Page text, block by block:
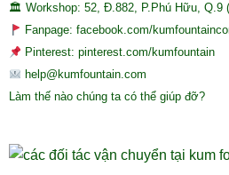
🏛 Workshop: 52, Đ.882, P.Phú Hữu, Q.9
Fanpage: facebook.com/
Pinterest: pinterest.com/kumfountain
help@kumfountain.com
Làm thế nào chúng ta có thể giúp đỡ?